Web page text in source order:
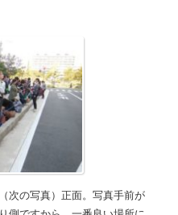
次の写真）正面。写真手前が